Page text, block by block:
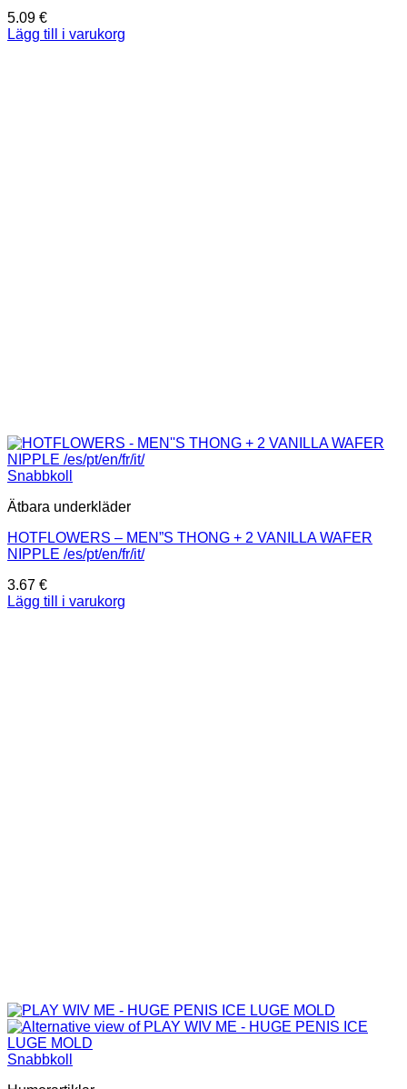
5.09 €
Lägg till i varukorg
Snabbkoll
Ätbara underkläder
HOTFLOWERS – MEN”S THONG + 2 VANILLA WAFER
NIPPLE /es/pt/en/fr/it/
3.67 €
Lägg till i varukorg
Snabbkoll